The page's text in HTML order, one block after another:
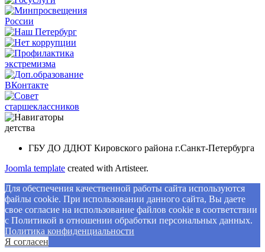
ГБУ ДО ДДЮТ Кировского района г.Санкт-Петербурга
Joomla template created with Artisteer.
Для обеспечения качественной работы сайта используются
файлы cookie. При использовании данного сайта, Вы даете
свое согласие на использование файлов cookie в соответствии
с Политикой в отношении обработки персональных данных.
Политикa конфиденциальности
Я согласен